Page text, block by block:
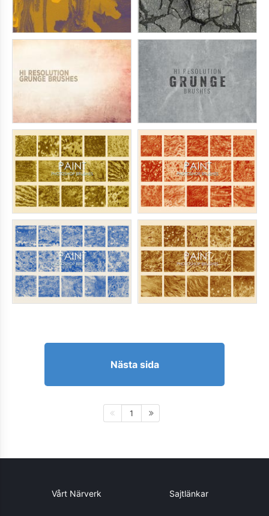
Nästa sida
1
Vårt Närverk Sajtlänkar